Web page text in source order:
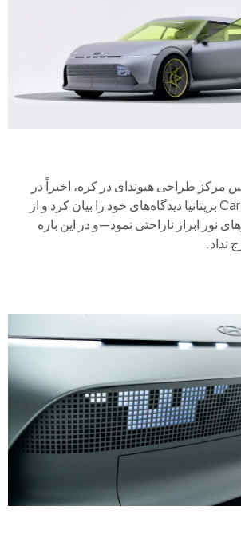
مرکز طراحی هیوندای در کره، اخیراً در
گفت‌وگویی با مجله‌ی Car بریتانیا دیدگاه‌های خود را بیان کرد و از
نور ابراز ناراحتی نمود—و در این باره
نداد.